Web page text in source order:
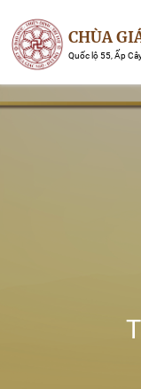
CHÙA
Quốc lộ 55, Ấp